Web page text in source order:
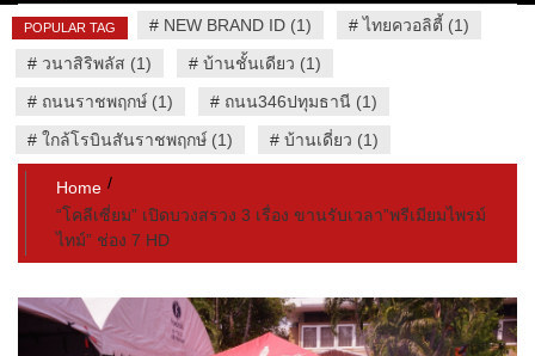
POPULAR TAG # NEW BRAND ID (1) #ไทยควอลิตี้ (1)
# วนาสิริพลัส (1) # บ้านชั้นเดียว (1)
# ถนนราชพฤกษ์ (1) # ถนน346ปทุมธานี (1)
# ใกล้โรบินสันราชพฤกษ์ (1) # บ้านเดี่ยว (1)
Home
“โคลีเซี่ยม” เปิดบวงสรวง 3 เรื่อง ขานรับเวลา”พรีเมียมไพรม์
ไทม์” ช่อง 7 HD